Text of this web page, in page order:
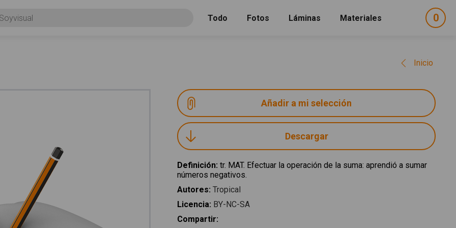
Todo Fotos Láminas Materiales 0
Inicio
Descargar
Definición: tr. MAT. Efectuar la operación de la suma: aprendió a sumar
números negativos.
Autores: Tropical
Licencia: BY-NC-SA
Compartir: